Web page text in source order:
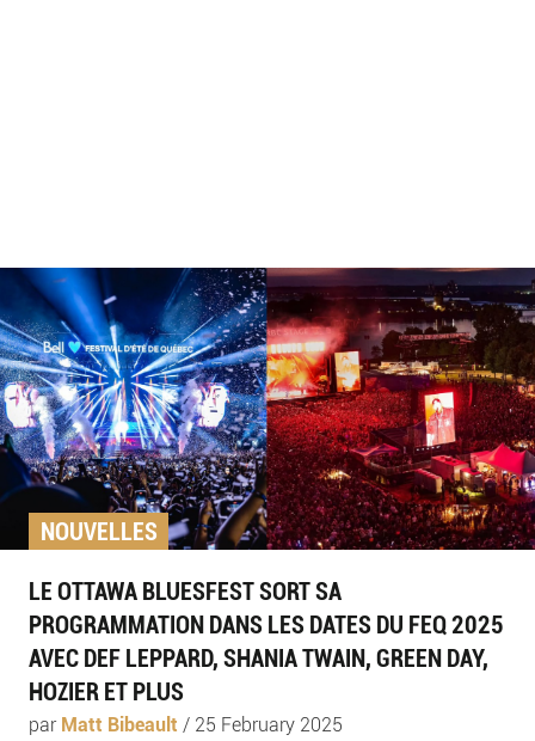
NOUVELLES
LE OTTAWA BLUESFEST SORT SA
PROGRAMMATION DANS LES DATES DU FEQ 2025
AVEC DEF LEPPARD, SHANIA TWAIN, GREEN DAY,
HOZIER ET PLUS
par Matt Bibeault / 25 February 2025